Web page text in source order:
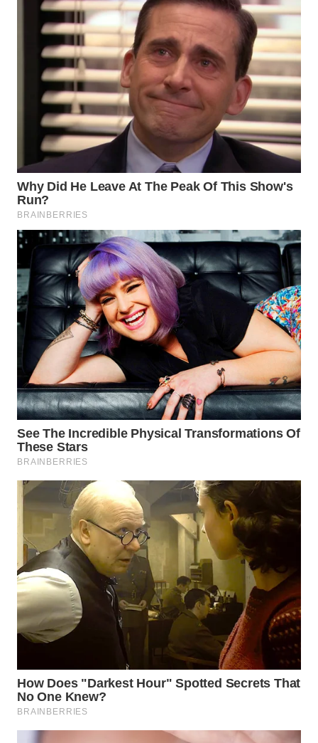
WN
PRIANGAN
TIMUR
WN
SEMARANG
WN
SOLO
BOROBUDUR
WN
MADURA
WN
SURABAYA
WN
NATUNA
WN
BINTAN
WN
MANDALIKA
WN
LIKUPANG
WN
LABUANBAJO
WN
BORNEO
Wahana
Media
Group
WAHANA